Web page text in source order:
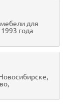
для
года